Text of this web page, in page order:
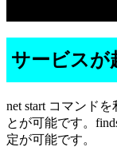
サービスが
net start コマンド
とが可能です。
定が可能です。